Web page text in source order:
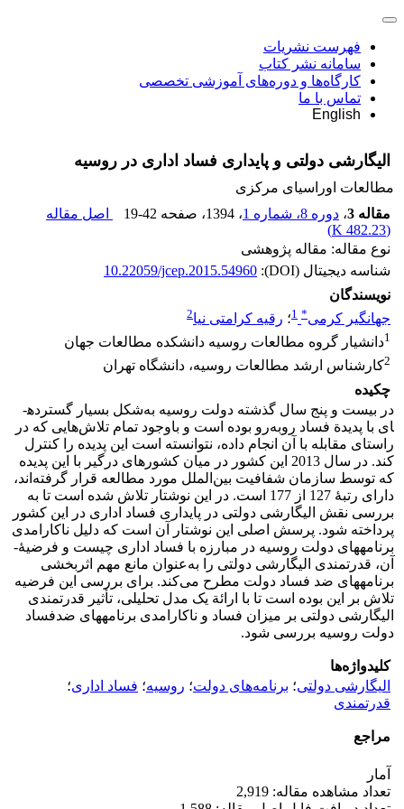
فهرست نشریات
سامانه نشر کتاب
کارگاه‌ها و دوره‌های آموزشی تخصصی
تماس با ما
English
الیگارشی دولتی و پایداری فساد اداری در روسیه
مطالعات اوراسیای مرکزی
مقاله 3
، دوره 8، شماره 1 ، 1394 ، صفحه 19-42
اصل مقاله
(
482.23 K
)
نوع مقاله: مقاله پژوهشی
شناسه دیجیتال (DOI):
10.22059/jcep.2015.54960
نویسندگان
جهانگیر کرمی*
1؛ رقیه کرامتی نیا2
1دانشیار گروه مطالعات روسیه دانشکده مطالعات جهان
2کارشناس ارشد مطالعات روسیه، دانشگاه تهران
چکیده
در بیست و پنج سال گذشته دولت روسیه به‌شکل بسیار گسترده­
ای با پدیدة فساد روبه‌رو بوده است و باوجود تمام تلاش‌هایی که در
راستای مقابله با آن انجام داده، نتوانسته است این پدیده را کنترل
کند. در سال 2013 این کشور در میان کشورهای درگیر با این پدیده
که توسط سازمان شفافیت بین‌الملل مورد مطالعه قرار گرفته‌‌­اند،
دارای رتبۀ 127 از 177 است. در این نوشتار تلاش شده است تا به
بررسی نقش الیگارشی دولتی در پایداری فساد اداری در این کشور
پرداخته شود. پرسش اصلی این نوشتار آن است که دلیل ناکارامدی
برنامه­های دولت روسیه در مبارزه با فساد اداری چیست و فرضیۀ­
آن، قدرتمندی الیگارشی دولتی را به‌عنوان مانع مهم اثربخشی
برنامه­های ضد فساد دولت مطرح می‌کند. برای بررسی این فرضیه
تلاش بر این بوده است تا با ارائة یک مدل تحلیلی، تأثیر قدرتمندی
الیگارشی دولتی بر میزان فساد و ناکارامدی برنامه­های ضدفساد
دولت روسیه بررسی شود.
کلیدواژه‌ها
الیگارشی دولتی؛ برنامه‌های دولت؛ روسیه؛ فساد اداری؛
قدرتمندی
مراجع
آمار
تعداد مشاهده مقاله: 2,919